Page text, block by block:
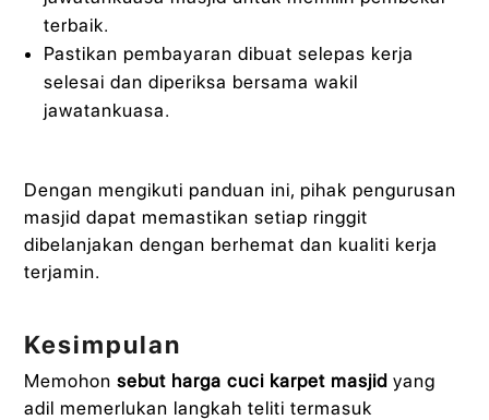
terbaik.
Pastikan pembayaran dibuat selepas kerja
selesai dan diperiksa bersama wakil
jawatankuasa.
Dengan mengikuti panduan ini, pihak pengurusan
masjid dapat memastikan setiap ringgit
dibelanjakan dengan berhemat dan kualiti kerja
terjamin.
Kesimpulan
Memohonsebut harga cuci karpet masjid yang
adil memerlukan langkah teliti termasuk